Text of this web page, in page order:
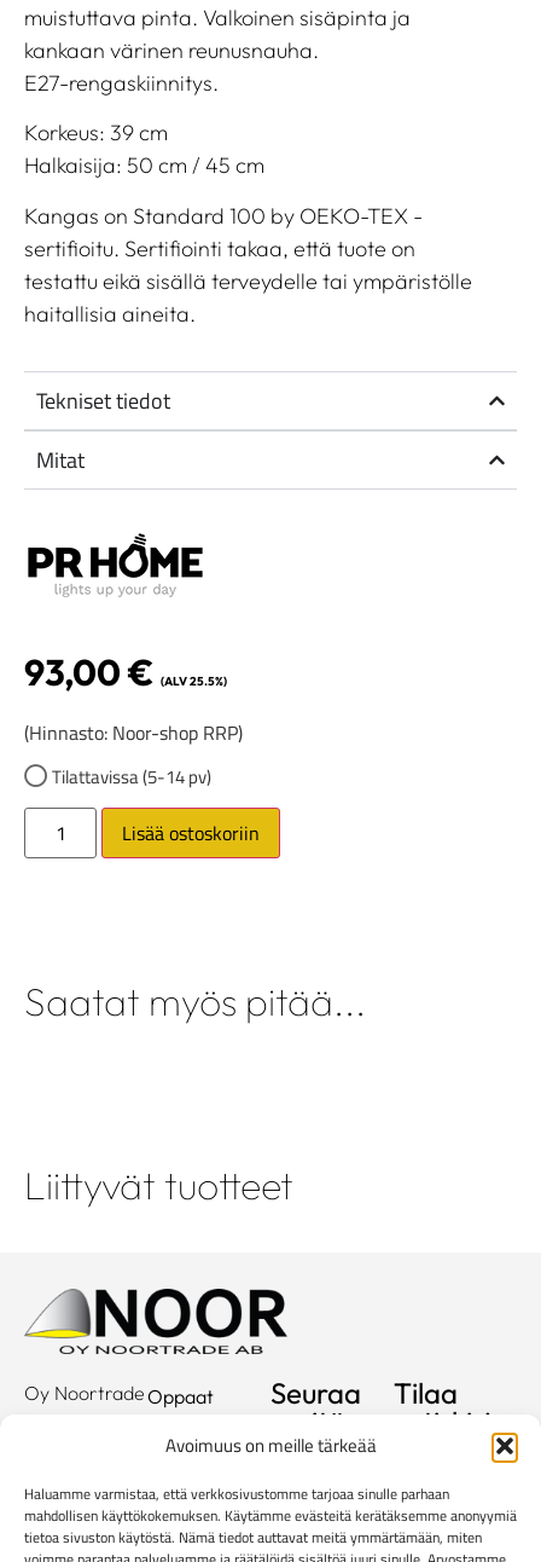
Avoimuus on meille tärkeää
Haluamme varmistaa, että verkkosivustomme tarjoaa sinulle parhaan
mahdollisen käyttökokemuksen. Käytämme evästeitä kerätäksemme anonyymiä
tietoa sivuston käytöstä. Nämä tiedot auttavat meitä ymmärtämään, miten
muistuttava pinta. Valkoinen sisäpinta ja
kankaan värinen reunusnauha.
E27-rengaskiinnitys.
Korkeus: 39 cm
Halkaisija: 50 cm / 45 cm
Kangas on Standard 100 by OEKO-TEX -
sertifioitu. Sertifiointi takaa, että tuote on
testattu eikä sisällä terveydelle tai ympäristölle
haitallisia aineita.
Tekniset tiedot
Mitat
93,00€ (ALV 25.5%)
(Hinnasto: Noor-shop RRP)
Tilattavissa (5-14 pv)
Lisää ostoskoriin
Saatat myös pitää...
Liittyvät tuotteet
Oy Noortrade
Hallimestarinkatu
20780
Kaarina
Oppaat
Kuvastot
Showroom
Yritys
Seuraa
meitä
Tilaa
uutiskirje